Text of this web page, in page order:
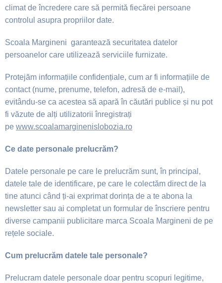
climat de încredere care să permită fiecărei persoane
controlul asupra propriilor date.
Scoala Margineni garantează securitatea datelor
persoanelor care utilizează serviciile furnizate.
Protejăm informațiile confidențiale, cum ar fi informațiile de
contact (nume, prenume, telefon, adresă de e‑mail),
evitându-se ca acestea să apară în căutări publice și nu pot
fi văzute de al ți utilizatorii înregistrați
pe www.scoalamarginenislobozia.ro
Ce date personale prelucrăm?
Datele personale pe care le prelucrăm sunt, în principal,
datele tale de identificare, pe care le colectăm direct de la
tine atunci când ți-ai exprimat dorința de a te abona la
newsletter sau ai completat un formular de înscriere pentru
diverse campanii publicitare marca Scoala Margineni de pe
rețele sociale.
Cum prelucrăm datele tale personale?
Prelucram datele personale doar pentru scopuri legitime,